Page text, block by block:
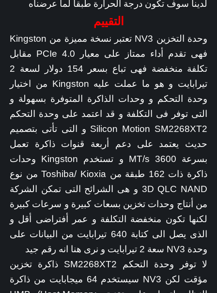
لدينا سوف تكون درجة الحرارة طبقا لما عرضناه
التقييم
وحدة التخزين NV3 تعتبر نسخة مميزة من Kingston
فهى تقدم أداء ممتاز على معيار PCIe 4.0 مقابل
تكلفة منخفضة فهى تباع بسعر 154 دولار لسعة 2
تيرابايت و هو ما عملت عليه Kingston من اختيار
وحدة التحكم و وحدات الذاكرة المتوفرة بسهولة و
التى توفر فى التكلفة و قد اعتمد على وحدة التحكم
Silicon Motion SM2268XT2 و التى تأتى بتصميم
حديث يعتمد على دعم أربعة قنوات ذاكرة تعمل
بسرعة 3600 MT/s و تستخدم Kingston وحدات
ذاكرة ذات 162 طبقة من Toshiba/ Kioxia من نوع
3D QLC NAND و هى الشرائح التى تمكن الشركة
من أنتاج وحدات تخزين بسعات كبيرة و سرعات كبيرة
لكنها تكون منخفضة التكلفة و عمر أفتراضى أقل و
الذى يصل الى كتابة 640 تيرابايت من البيانات على
وحدة NV3 سعة 2 تيرابايت و نرى هنا انه رقم جيد
لا توفر وحدة التحكم SM2268XT2 ذاكرة تخزين
مؤقت لكن NV3 سيستخدم 64 ميجابايت من ذاكرة